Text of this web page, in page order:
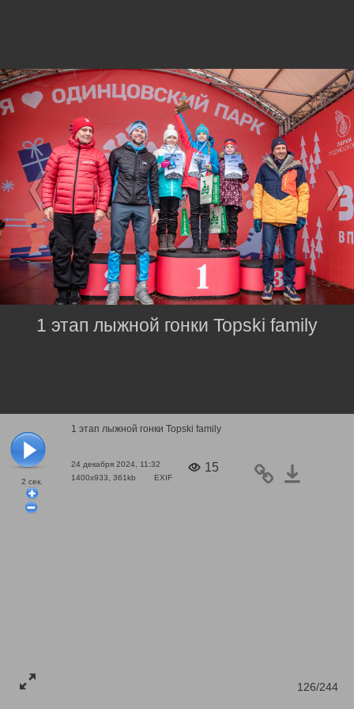
2 сек.
1 этап лыжной гонки Topski family
24 декабря 2024, 11:32
1400x933, 361kb
EXIF
15
126/244
1 этап лыжной гонки Topski family